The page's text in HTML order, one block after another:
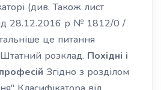
(див. Також лист
28.12.2016 р № 1812/0 /
це питання
розклад. Похідні і
Згідно з розділом